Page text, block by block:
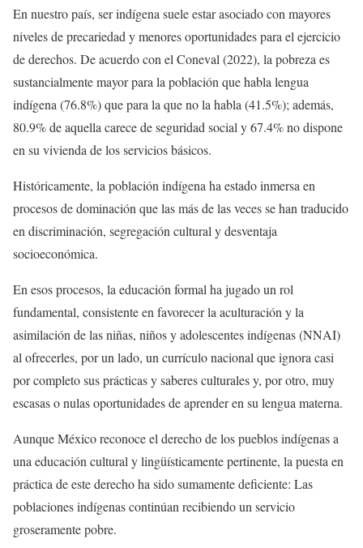
En nuestro país, ser indígena suele estar asociado con mayores
niveles de precariedad y menores oportunidades para el ejercicio
de derechos. De acuerdo con el Coneval (2022), la pobreza es
sustancialmente mayor para la población que habla lengua
indígena (76.8%) que para la que no la habla (41.5%); además,
80.9% de aquella carece de seguridad social y 67.4% no dispone
en su vivienda de los servicios básicos.
Históricamente, la población indígena ha estado inmersa en
procesos de dominación que las más de las veces se han traducido
en discriminación, segregación cultural y desventaja
socioeconómica.
En esos procesos, la educación formal ha jugado un rol
fundamental, consistente en favorecer la aculturación y la
asimilación de las niñas, niños y adolescentes indígenas (NNAI)
al ofrecerles, por un lado, un currículo nacional que ignora casi
por completo sus prácticas y saberes culturales y, por otro, muy
escasas o nulas oportunidades de aprender en su lengua materna.
Aunque México reconoce el derecho de los pueblos indígenas a
una educación cultural y lingüísticamente pertinente, la puesta en
práctica de este derecho ha sido sumamente deficiente: Las
poblaciones indígenas continúan recibiendo un servicio
groseramente pobre.